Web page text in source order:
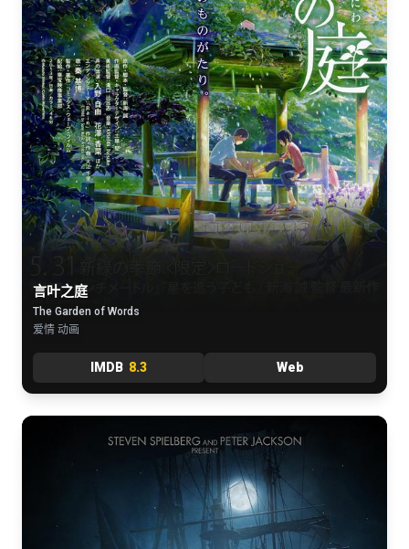
言叶之庭
The Garden of Words
爱情 动画
IMDB 8.3 Web